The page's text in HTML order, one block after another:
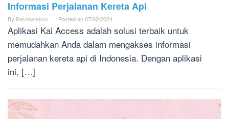
Informasi Perjalanan Kereta Api
By Reviewtekno Posted on07/02/2024
Aplikasi Kai Access adalah solusi terbaik untuk
memudahkan Anda dalam mengakses informasi
perjalanan kereta api di Indonesia. Dengan aplikasi
ini, […]